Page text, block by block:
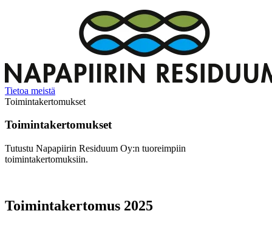
Tietoa meistä
Toimintakertomukset
Toimintakertomukset
Tutustu Napapiirin Residuum Oy:n tuoreimpiin
toimintakertomuksiin.
Toimintakertomus 2025